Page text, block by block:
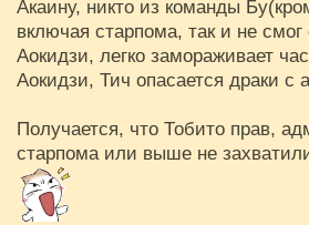
Акаину, никто из команды
включая старпома, так и не
Аокидзи, легко замораживает
Аокидзи, Тич опасается драки с
Получается, что Тобито прав,
старпома или выше не